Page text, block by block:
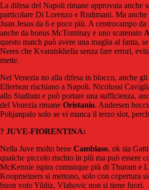
La difesa del Napoli rimane approvata anche
particolare Di Lorenzo e Rrahmani. Ma anche
Juan Jesus da 6 e poco più. A centrocampo
anche da bonus McTominay e uno scatenato
questo match può avere una maglia al fanta,
Neres che Kvaratskhelia senza fare errori,
mette.
Nel Venezia no alla difesa in blocco, anche gli
Ellertson rischiano a Napoli. Nicolussi
allo Stadium e può portare una sufficienza,
del Venezia rimane Oristanio. Andersen
Pohjanpalo solo se vi manca il terzo slot,
? JUVE-FIORENTINA:
Nella Juve molto bene Cambiaso, ok sia
qualche piccolo rischio in più ma può essere
McKennie ispira comunque più di Thuram e
Koopmeiners si mettono, solo con copertura
buon voto Yildiz, Vlahovic non si tiene fuori.